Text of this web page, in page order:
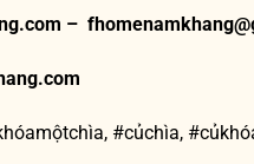
–
#củchìa,